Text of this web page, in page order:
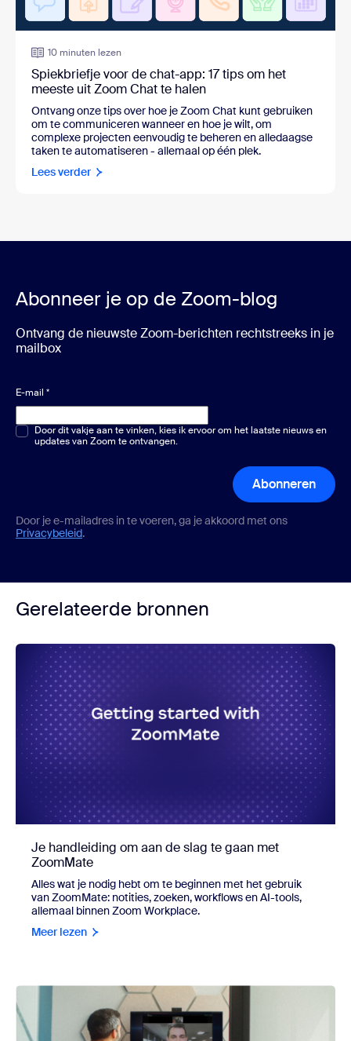
10 minuten lezen
Spiekbriefje voor de chat-app: 17 tips om het
meeste uit Zoom Chat te halen
Ontvang onze tips over hoe je Zoom Chat kunt gebruiken
om te communiceren wanneer en hoe je wilt, om
complexe projecten eenvoudig te beheren en alledaagse
taken te automatiseren - allemaal op één plek.
Lees verder
Abonneer je op de Zoom-blog
Ontvang de nieuwste Zoom-berichten rechtstreeks in je
mailbox
E-mail *
Meerkeuze of één keuze*
Door dit vakje aan te vinken, kies ik ervoor om het laatste nieuws en
updates van Zoom te ontvangen.
Abonneren
Door je e-mailadres in te voeren, ga je akkoord met ons
Privacybeleid.
Gerelateerde bronnen
Je handleiding om aan de slag te gaan met
ZoomMate
Alles wat je nodig hebt om te beginnen met het gebruik
van ZoomMate: notities, zoeken, workflows en AI-tools,
allemaal binnen Zoom Workplace.
Meer lezen